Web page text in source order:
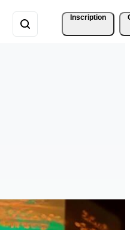
Inscription